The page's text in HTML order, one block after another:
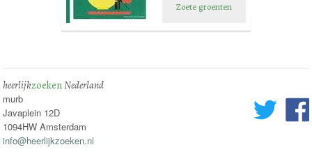
Zoete groenten
heerlijkzoekenNederland
murb
Javaplein 12D
1094HW Amsterdam
info@heerlijkzoeken.nl